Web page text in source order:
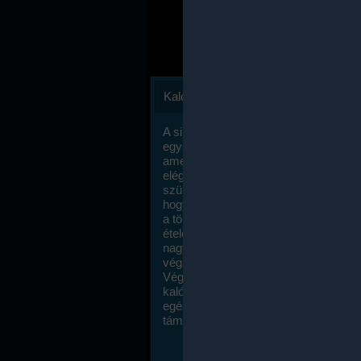
Kalóriaszámlálás
A sikeres fogyás titka valójában igen
egyszerű: égess több energiát, mint
amennyit beviszel. Természetesen
elég nagy fegyelemre és akaraterőre
szükség, de meglepődve fogod
hogy a kalóriaszámolás mennyire
a többi diétához képest. Itt nincsenek
ételek és a megengedett kalóriabevitelt
nagymértékben növelheted ha
végzel.
Végül, de nem utolsó sorban, a
kalóriaszámolás módszerét a legtöbb
egészségügyi szakorvos ajánlja és
támogatja.